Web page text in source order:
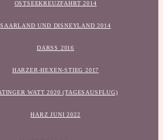
OSTSEEKREUZFAHRT 2014
SAARLAND UND DISNEYLAND 2014
DARSS 2016
HARZER-HEXEN-STIEG 2017
WATT 2020 (TAGESAUSFLUG)
HARZ JUNI 2022